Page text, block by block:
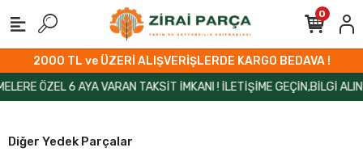
2000 TL ve ÜZERİ ALIŞVERİŞLERDE KARGO BEDAVA !
ÖZEL 6 AYA VARAN TAKSİT İMKANI ! İLETİŞİME GEÇİN,BİLGİ ALIN!
0
Diğer Yedek Parçalar